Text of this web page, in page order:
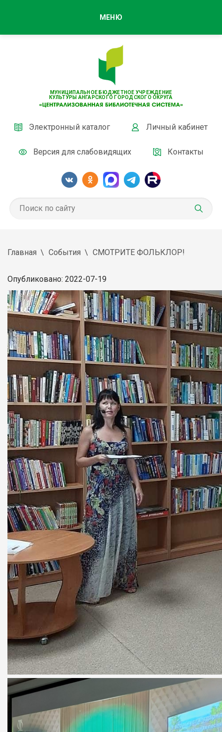
МУНИЦИПАЛЬНОЕ БЮДЖЕТНОЕ УЧРЕЖДЕНИЕ
КУЛЬТУРЫ АНГАРСКОГО ГОРОДСКОГО ОКРУГА
Электронный каталог Личный кабинет
Версия для слабовидящих Контакты
МЕНЮ
Главная События СМОТРИТЕ ФОЛЬКЛОР!
Опубликовано: 2022-07-19